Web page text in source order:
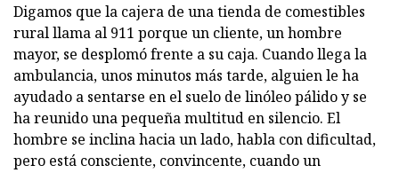
Digamos que la cajera de una tienda de comestibles
rural llama al 911 porque un cliente, un hombre
mayor, se desplomó frente a su caja. Cuando llega la
ambulancia, unos minutos más tarde, alguien le ha
ayudado a sentarse en el suelo de linóleo pálido y se
ha reunido una pequeña multitud en silencio. El
hombre se inclina hacia un lado, habla con dificultad,
pero está consciente, convincente, cuando un